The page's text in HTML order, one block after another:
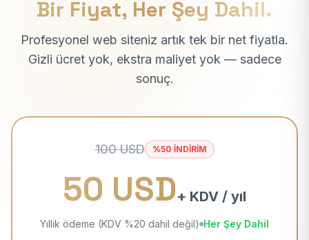
Bir Fiyat, Her Şey Dahil.
Profesyonel web siteniz artık tek bir net fiyatla.
Gizli ücret yok, ekstra maliyet yok — sadece
sonuç.
100 USD %50 İNDİRİM
50 USD+ KDV / yıl
Yıllık ödeme (KDV %20 dahil değil) Her Şey Dahil